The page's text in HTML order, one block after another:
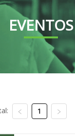
EVENTOS
1